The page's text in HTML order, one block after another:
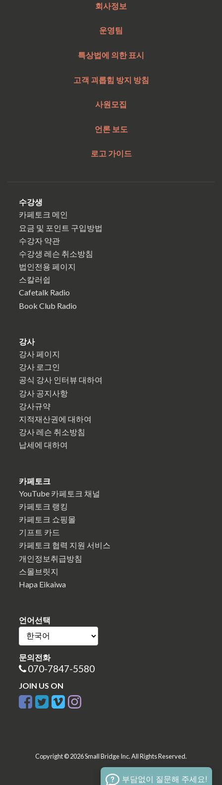
회사정보
운영팀
특상법에 의한 표시
고객 괴롭힘 방지 방침
사원모집
언론 보도
로고 가이드
수강생
카페토크 메인
요금 및 포인트 구입방법
수강자 약관
수강생 레슨 취소방침
법인전용 페이지
스칼러쉽
Cafetalk Radio
Book Club Radio
강사
강사 페이지
강사 로그인
공식 강사 인터뷰 대하여
강사 공지사항
강사규약
지적재산권에 대하여
강사 레슨 취소방침
납세에 대하여
카페토크
YouTube 카페토크 채널
카페토크 랭킹
카페토크 쇼핑몰
기프트 카드
카페토크 협력 지원 서비스
개인정보취급방침
스몰브릿지
Hapa Eikaiwa
언어선택
문의전화
070-7847-5580
JOIN US ON
Copyright © 2026 Small Bridge Inc. All Rights Reserved.
부담없이 질문해 주세요!